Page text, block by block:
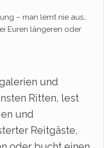
– man lernt nie aus…
Euren längeren oder
und
Ritten, lest
und
Reitgäste,